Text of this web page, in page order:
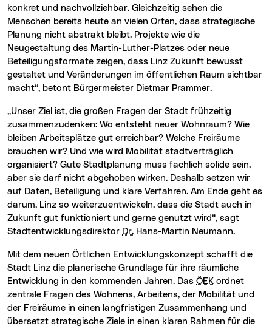
konkret und nachvollziehbar. Gleichzeitig sehen die
Menschen bereits heute an vielen Orten, dass strategische
Planung nicht abstrakt bleibt. Projekte wie die
Neugestaltung des Martin-Luther-Platzes oder neue
Beteiligungsformate zeigen, dass Linz Zukunft bewusst
gestaltet und Veränderungen im öffentlichen Raum sichtbar
macht“, betont Bürgermeister Dietmar Prammer.
„Unser Ziel ist, die großen Fragen der Stadt frühzeitig
zusammenzudenken: Wo entsteht neuer Wohnraum? Wie
bleiben Arbeitsplätze gut erreichbar? Welche Freiräume
brauchen wir? Und wie wird Mobilität stadtverträglich
organisiert? Gute Stadtplanung muss fachlich solide sein,
aber sie darf nicht abgehoben wirken. Deshalb setzen wir
auf Daten, Beteiligung und klare Verfahren. Am Ende geht es
darum, Linz so weiterzuentwickeln, dass die Stadt auch in
Zukunft gut funktioniert und gerne genutzt wird“, sagt
Stadtentwicklungsdirektor Dr. Hans-Martin Neumann.
Mit dem neuen Örtlichen Entwicklungskonzept schafft die
Stadt Linz die planerische Grundlage für ihre räumliche
Entwicklung in den kommenden Jahren. Das ÖEK ordnet
zentrale Fragen des Wohnens, Arbeitens, der Mobilität und
der Freiräume in einen langfristigen Zusammenhang und
übersetzt strategische Ziele in einen klaren Rahmen für die